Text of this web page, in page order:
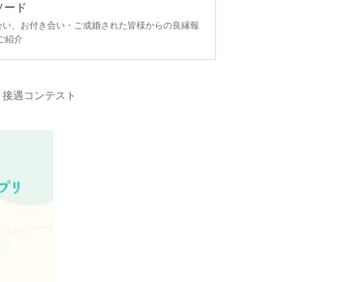
ード
、お付き合い・ご成婚された皆様からの良縁報
紹介
遇コンテスト